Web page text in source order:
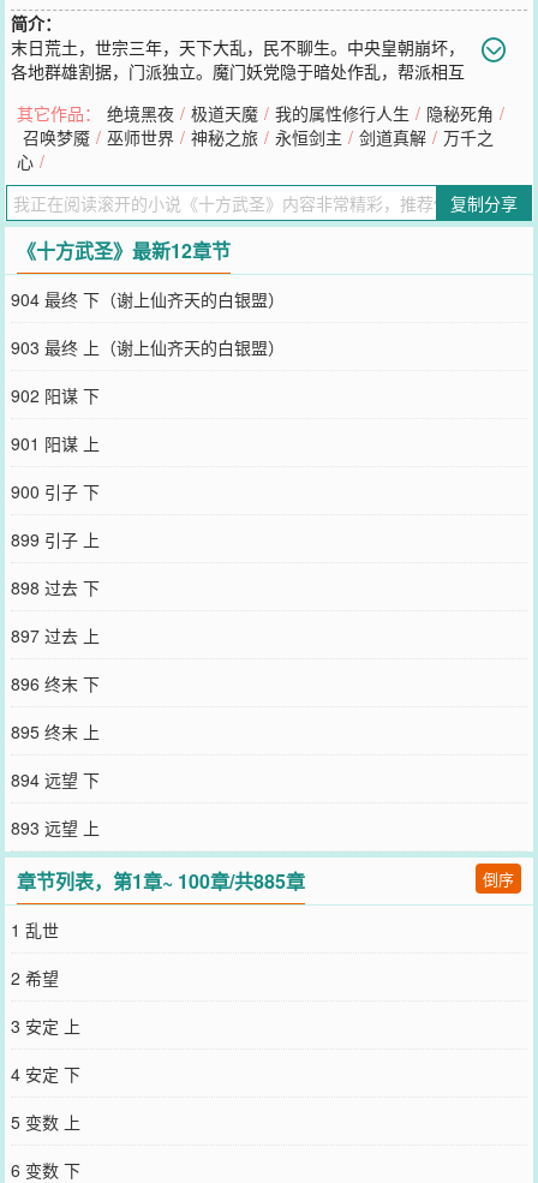
简介：
末日荒土，世宗三年，天下大乱，民不聊生。中央皇朝崩坏，
各地群雄割据，门派独立。魔门妖党隐于暗处作乱，帮派相互
扎，渴求希望与救赎。大乱之中，各门各派纷纷出世，争夺资源地
盘，建立独属于自己的统治。有野心者试图席卷天下，建立王朝，也
有大义者，意图挽救苍生，重建家园。肌肉，武道，仙法，一位位武
道极限强者，在传说中获得了彷如仙佛名号。魏合持有能突破境界的
破境珠，穿越乱世，一步步开创属于自己的传说。
您要是觉得《十方武圣 》还不错的话请不要忘记向您QQ群和微博微信
里的朋友推荐哦！
其它作品： 绝境黑夜 / 极道天魔 / 我的属性修行人生 / 隐秘死角 /
召唤梦魇 / 巫师世界 / 神秘之旅 / 永恒剑主 / 剑道真解 / 万千之
心 /
复制分享
《十方武圣》最新12章节
904 最终 下（谢上仙齐天的白银盟）
903 最终 上（谢上仙齐天的白银盟）
902 阳谋 下
901 阳谋 上
900 引子 下
899 引子 上
898 过去 下
897 过去 上
896 终末 下
895 终末 上
894 远望 下
893 远望 上
章节列表，第1章~ 100章/共885章 倒序
1 乱世
2 希望
3 安定 上
4 安定 下
5 变数 上
6 变数 下